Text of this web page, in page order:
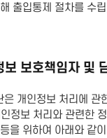
출입통제 절차를 수
보 보호책임자 및
은 개인정보 처리에 관
정보 처리와 관련한
을 위하여 아래와 같